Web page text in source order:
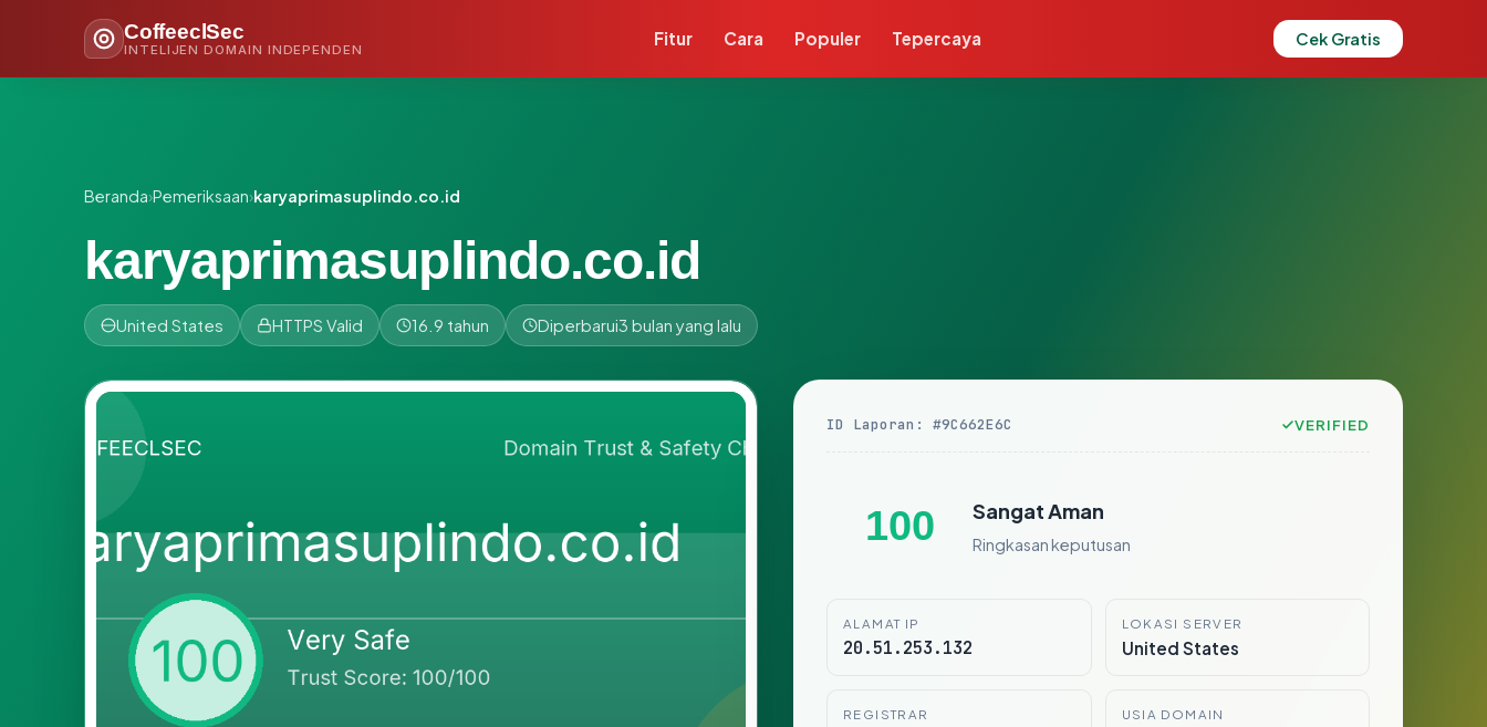
CoffeeclSec
INTELIJEN DOMAIN INDEPENDEN
Fitur Cara Populer Tepercaya Cek Gratis
Beranda›Pemeriksaan›karyaprimasuplindo.co.id
karyaprimasuplindo.co.id
United States HTTPS Valid 16.9 tahun Diperbarui3 bulan yang lalu
ID Laporan: #9C662E6C VERIFIED
100 Sangat Aman
Ringkasan keputusan
ALAMAT IP
20.51.253.132
LOKASI SERVER
United States
REGISTRAR USIA DOMAIN